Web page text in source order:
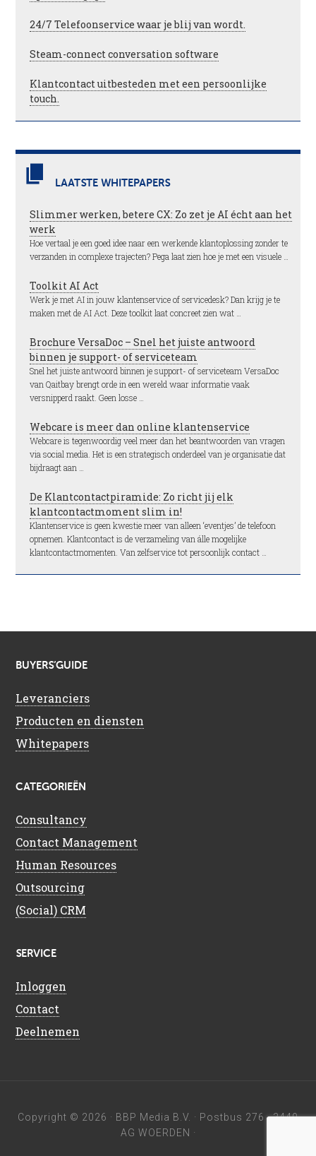
24/7 Telefoonservice waar je blij van wordt.
Steam-connect conversation software
Klantcontact uitbesteden met een persoonlijke
touch.
LAATSTE WHITEPAPERS
Slimmer werken, betere CX: Zo zet je AI écht aan het
werk
Hoe vertaal je een goed idee naar een werkende klantoplossing zonder te
verzanden in complexe trajecten? Pega laat zien hoe je met een visuele …
Toolkit AI Act
Werk je met AI in jouw klantenservice of servicedesk? Dan krijg je te
maken met de AI Act. Deze toolkit laat concreet zien wat …
Brochure VersaDoc – Snel het juiste antwoord
binnen je support- of serviceteam
Snel het juiste antwoord binnen je support- of serviceteam VersaDoc
van Qaitbay brengt orde in een wereld waar informatie vaak
versnipperd raakt. Geen losse …
Webcare is meer dan online klantenservice
Webcare is tegenwoordig veel meer dan het beantwoorden van vragen
via social media. Het is een strategisch onderdeel van je organisatie dat
bijdraagt aan …
De Klantcontactpiramide: Zo richt jij elk
klantcontactmoment slim in!
Klantenservice is geen kwestie meer van alleen ‘eventjes’ de telefoon
opnemen. Klantcontact is de verzameling van álle mogelijke
klantcontactmomenten. Van zelfservice tot persoonlijk contact …
BUYERS’GUIDE
Leveranciers
Producten en diensten
Whitepapers
CATEGORIEËN
Consultancy
Contact Management
Human Resources
Outsourcing
(Social) CRM
SERVICE
Inloggen
Contact
Deelnemen
Copyright © 2026 · BBP Media B.V. · Postbus 276 · 3440
AG WOERDEN ·